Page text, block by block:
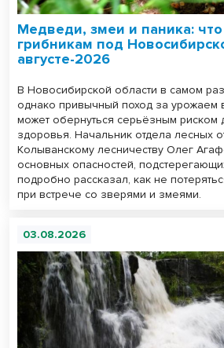
Медведи, змеи и паника: что
грибникам под
августе-2026
В Новосибирской области в самом
однако привычный поход за урожаем
может обернуться серьёзным риском
здоровья. Начальник отдела лесных
Колыванскому лесничеству Олег
основных опасностей,
подробно рассказал, как не
при встрече со зверями и змеями.
03.08.2026